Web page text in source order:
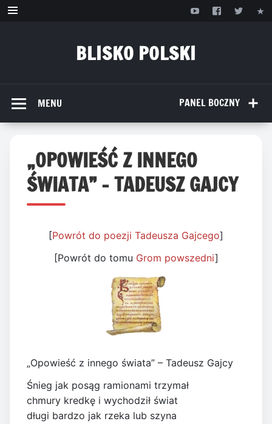
Przejdź
BLISKO POLSKI
PANEL BOCZNY
MENU
„OPOWIEŚĆ Z INNEGO
ŚWIATA” – TADEUSZ GAJCY
[Powrót do poezji Tadeusza Gajcego]
[Powrót do tomu Grom powszedni]
„Opowieść z innego świata” – Tadeusz Gajcy
Śnieg jak posąg ramionami trzymał
chmury kredkę i wychodził świat
długi bardzo jak rzeka lub szyna